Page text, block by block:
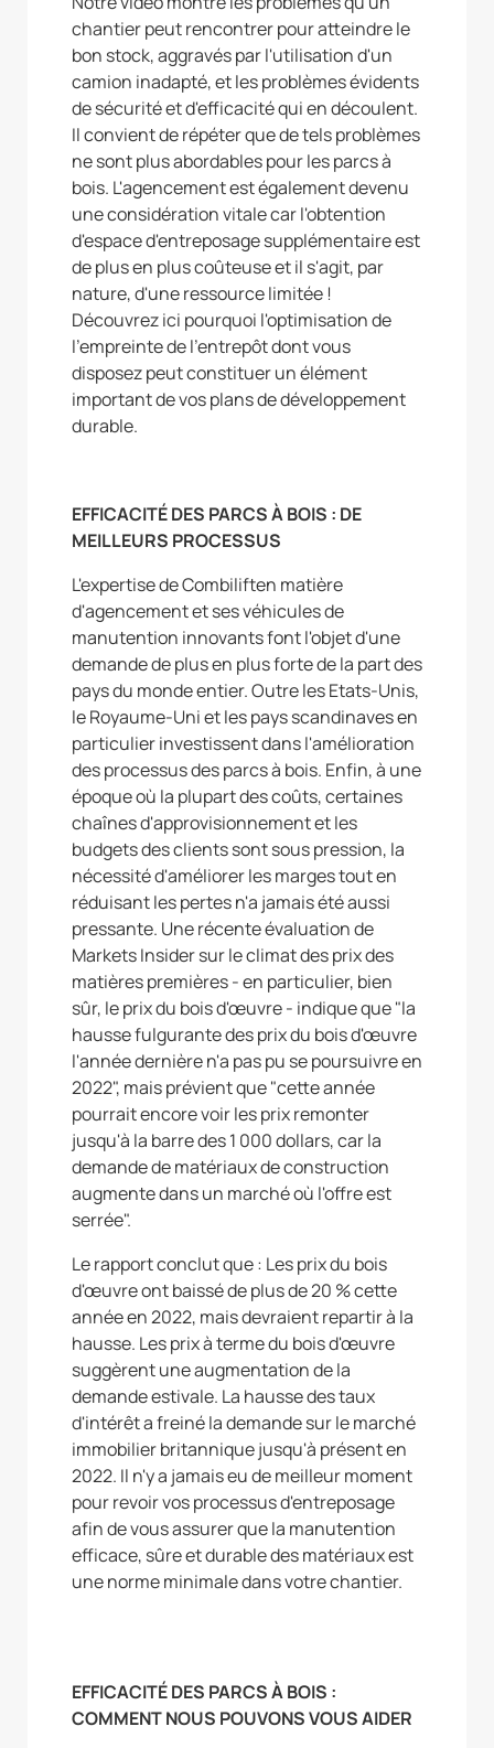
chantier peut rencontrer pour atteindre le
bon stock, aggravés par l'utilisation d'un
camion inadapté, et les problèmes évidents
de sécurité et d'efficacité qui en découlent.
Il convient de répéter que de tels problèmes
ne sont plus abordables pour les parcs à
bois. L'agencement est également devenu
une considération vitale car l'obtention
d'espace d'entreposage supplémentaire est
de plus en plus coûteuse et il s'agit, par
nature, d'une ressource limitée !
Découvrez ici pourquoi l'optimisation de
l'empreinte de l'entrepôt dont vous
disposez peut constituer un élément
important de vos plans de développement
durable.
EFFICACITÉ DES PARCS À BOIS : DE
MEILLEURS PROCESSUS
L'expertise de Combiliften matière
d'agencement et ses véhicules de
manutention innovants font l'objet d'une
demande de plus en plus forte de la part des
pays du monde entier. Outre les Etats-Unis,
le Royaume-Uni et les pays scandinaves en
particulier investissent dans l'amélioration
des processus des parcs à bois. Enfin, à une
époque où la plupart des coûts, certaines
chaînes d'approvisionnement et les
budgets des clients sont sous pression, la
nécessité d'améliorer les marges tout en
réduisant les pertes n'a jamais été aussi
pressante. Une récente évaluation de
Markets Insider sur le climat des prix des
matières premières - en particulier, bien
sûr, le prix du bois d'œuvre - indique que "la
hausse fulgurante des prix du bois d'œuvre
l'année dernière n'a pas pu se poursuivre en
2022", mais prévient que "cette année
pourrait encore voir les prix remonter
jusqu'à la barre des 1 000 dollars, car la
demande de matériaux de construction
augmente dans un marché où l'offre est
serrée".
Le rapport conclut que : Les prix du bois
d'œuvre ont baissé de plus de 20 % cette
année en 2022, mais devraient repartir à la
hausse. Les prix à terme du bois d'œuvre
suggèrent une augmentation de la
demande estivale. La hausse des taux
d'intérêt a freiné la demande sur le marché
immobilier britannique jusqu'à présent en
2022. Il n'y a jamais eu de meilleur moment
pour revoir vos processus d'entreposage
afin de vous assurer que la manutention
efficace, sûre et durable des matériaux est
une norme minimale dans votre chantier.
EFFICACITÉ DES PARCS À BOIS :
COMMENT NOUS POUVONS VOUS AIDER